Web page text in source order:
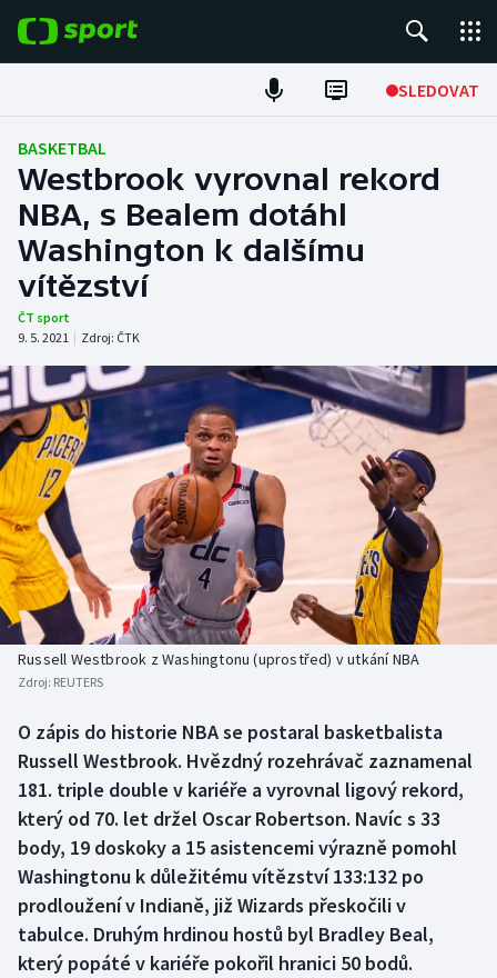
SLEDOVAT
Fotbal
Hokej
Tenis
Atletika
DALŠÍ SPORTY
Americký fotbal
Baseball a softbal
Basketbal
Biatlon
Boby a skeleton
Box
Curling
Dostihy
Florbal
Futsal
NEPŘEHLÉDNĚTE
Soutěže
Historické návraty
Aplikace ČT sport
AZ kvíz
BASKETBAL
Westbrook vyrovnal rekord
NBA, s Bealem dotáhl
Washington k dalšímu
vítězství
ČT sport
9. 5. 2021 | Zdroj: ČTK
Russell Westbrook z Washingtonu (uprostřed) v utkání NBA
Zdroj: REUTERS
O zápis do historie NBA se postaral basketbalista
Russell Westbrook. Hvězdný rozehrávač zaznamenal
181. triple double v kariéře a vyrovnal ligový rekord,
který od 70. let držel Oscar Robertson. Navíc s 33
body, 19 doskoky a 15 asistencemi výrazně pomohl
Washingtonu k důležitému vítězství 133:132 po
prodloužení v Indianě, již Wizards přeskočili v
tabulce. Druhým hrdinou hostů byl Bradley Beal,
který popáté v kariéře pokořil hranici 50 bodů.